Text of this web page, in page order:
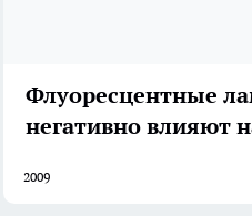
Флуоресцентные
негативно влияют
2009